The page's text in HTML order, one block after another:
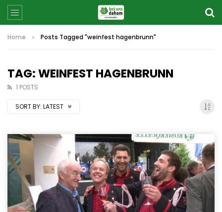
Home Posts Tagged "weinfest hagenbrunn"
TAG: WEINFEST HAGENBRUNN
1 POSTS
SORT BY: LATEST